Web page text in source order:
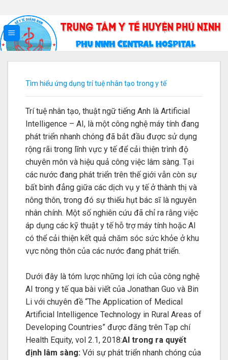
content
Tìm hiểu ứng dụng trí tuệ nhân tạo trong y tế
Trí tuệ nhân tạo, thuật ngữ tiếng Anh là Artificial
Intelligence – AI, là một công nghệ máy tính đang
phát triển nhanh chóng đã bắt đầu được sử dụng
rộng rãi trong lĩnh vực y tế để cải thiện trình độ
chuyên môn và hiệu quả công việc lâm sàng. Tại
các nước đang phát triển trên thế giới vẫn còn sự
bất bình đẳng giữa các dịch vụ y tế ở thành thị và
nông thôn, trong đó sự thiếu hụt bác sĩ là nguyên
nhân chính. Một số nghiên cứu đã chỉ ra rằng việc
áp dụng các kỹ thuật y tế hỗ trợ máy tính hoặc AI
có thể cải thiện kết quả chăm sóc sức khỏe ở khu
vực nông thôn của các nước đang phát triển.
Dưới đây là tóm lược những lợi ích của công nghệ
AI trong y tế qua bài viết của Jonathan Guo và Bin
Li với chuyên đề “The Application of Medical
Artificial Intelligence Technology in Rural Areas of
Developing Countries” được đăng trên Tạp chí
Health Equity, vol 2.1, 2018:AI trong ra quyết
định lâm sàng: Với sự phát triển nhanh chóng của